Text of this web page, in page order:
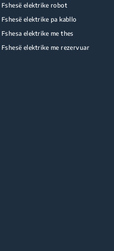
Fshesë elektrike robot
Fshesë elektrike pa kabllo
Fshesa elektrike me thes
Fshesë elektrike me rezervuar